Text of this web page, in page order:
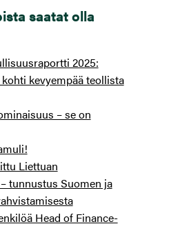
saatat olla
2025:
kevyempää teollista
– se on
Liettuan
tunnustus Suomen ja
Head of Finance-